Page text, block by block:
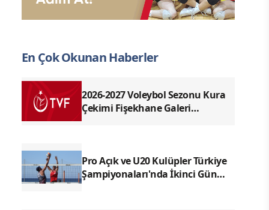
En Çok Okunan Haberler
2026-2027 Voleybol Sezonu Kura
Çekimi Fişekhane Galeri
Pro Açık ve U20 Kulüpler Türkiye
Şampiyonaları'nda İkinci Gün